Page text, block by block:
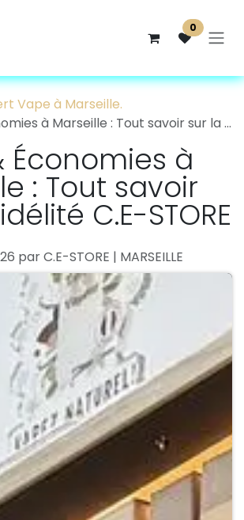
0
Vape à Marseille.
à Marseille : Tout savoir sur la Fidélité C.E-STORE
Économies à
: Tout savoir
C.E-STORE
parC.E-STORE | MARSEILLE